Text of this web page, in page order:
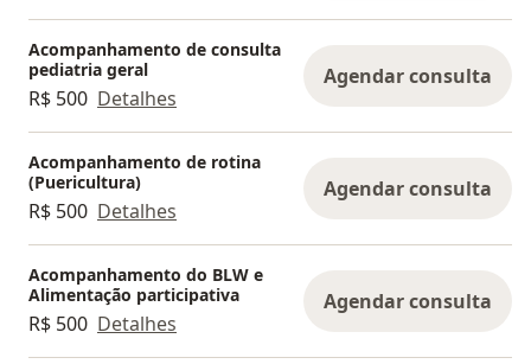
Acompanhamento de consulta
pediatria geral
R$ 500 Detalhes
Agendar consulta
Acompanhamento de rotina
(Puericultura)
R$ 500 Detalhes
Agendar consulta
Acompanhamento do BLW e
Alimentação participativa
R$ 500 Detalhes
Agendar consulta